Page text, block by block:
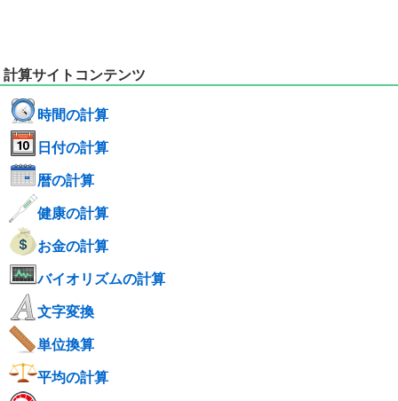
計算サイトコンテンツ
時間の計算
日付の計算
暦の計算
健康の計算
お金の計算
バイオリズムの計算
文字変換
単位換算
平均の計算